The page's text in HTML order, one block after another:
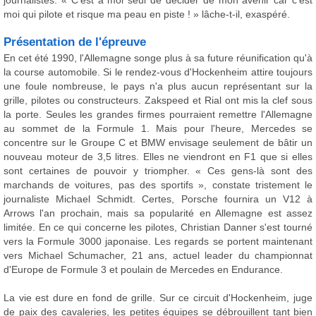
moi qui pilote et risque ma peau en piste ! » lâche-t-il, exaspéré.
Présentation de l'épreuve
En cet été 1990, l'Allemagne songe plus à sa future réunification qu'à
la course automobile. Si le rendez-vous d'Hockenheim attire toujours
une foule nombreuse, le pays n'a plus aucun représentant sur la
grille, pilotes ou constructeurs. Zakspeed et Rial ont mis la clef sous
la porte. Seules les grandes firmes pourraient remettre l'Allemagne
au sommet de la Formule 1. Mais pour l'heure, Mercedes se
concentre sur le Groupe C et BMW envisage seulement de bâtir un
nouveau moteur de 3,5 litres. Elles ne viendront en F1 que si elles
sont certaines de pouvoir y triompher. « Ces gens-là sont des
marchands de voitures, pas des sportifs », constate tristement le
journaliste Michael Schmidt. Certes, Porsche fournira un V12 à
Arrows l'an prochain, mais sa popularité en Allemagne est assez
limitée. En ce qui concerne les pilotes, Christian Danner s'est tourné
vers la Formule 3000 japonaise. Les regards se portent maintenant
vers Michael Schumacher, 21 ans, actuel leader du championnat
d'Europe de Formule 3 et poulain de Mercedes en Endurance.
La vie est dure en fond de grille. Sur ce circuit d'Hockenheim, juge
de paix des cavaleries, les petites équipes se débrouillent tant bien